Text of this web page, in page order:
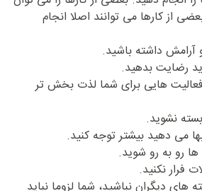
از کارها می توانند اصلا انجام
آرامش داشته باشید.
رضایت بدهید.
هایی برای شما لذت بخش تر
نشوید.
می دهید بیشتر توجه کنید.
ها رو به رو شوید.
فرار نکنید.
دیگران نباشید، شما لزوما نباید